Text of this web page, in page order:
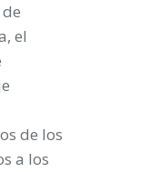
el
de los
a los